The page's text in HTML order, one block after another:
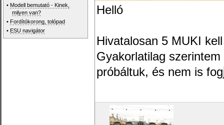
• Modell bemutató - Kinek,
milyen van?
• Fordítókorong, tolópad
• ESU navigátor
Helló
Hivatalosan 5 MUKI
Gyakorlatilag
próbáltuk, és nem is